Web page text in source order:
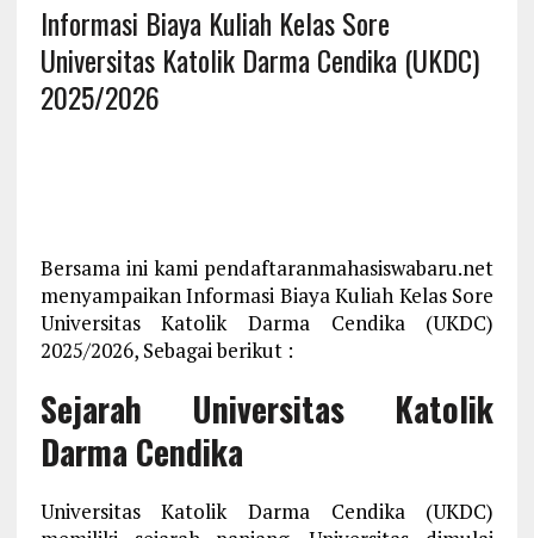
Informasi Biaya Kuliah Kelas Sore
Universitas Katolik Darma Cendika (UKDC)
2025/2026
Bersama ini kami pendaftaranmahasiswabaru.net
menyampaikan Informasi Biaya Kuliah Kelas Sore
Universitas Katolik Darma Cendika (UKDC)
2025/2026, Sebagai berikut :
Sejarah Universitas Katolik
Darma Cendika
Universitas Katolik Darma Cendika (UKDC)